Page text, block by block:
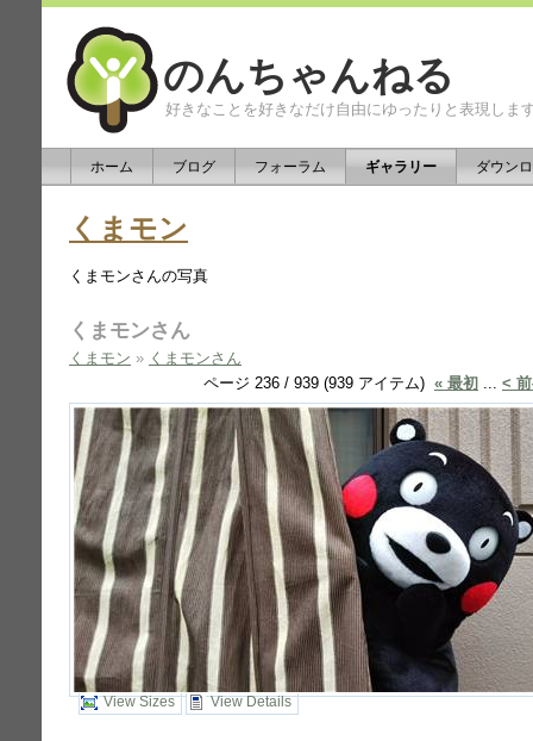
のんちゃんねる
好きなことを好きなだけ自由にゆったりと表現しま
ホーム ブログ フォーラム ギャラリー ダウン
くまモン
くまモンさんの写真
くまモンさん
くまモン » くまモンさん
ページ 236 / 939 (939 アイテム) « 最初 ... <
View Sizes View Details